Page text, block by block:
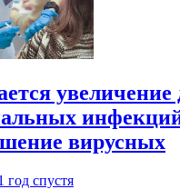
увеличение
вирусных
год спустя